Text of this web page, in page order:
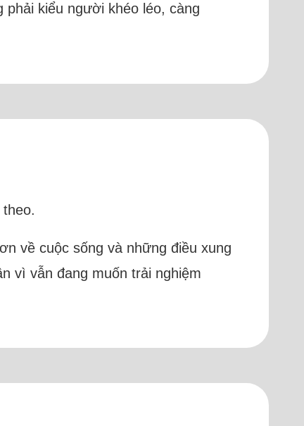
kiểu người khéo léo, càng
về cuộc sống và những điều xung
vì vẫn đang muốn trải nghiệm